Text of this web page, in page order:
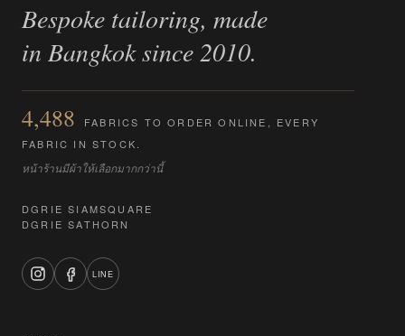
Bespoke tailoring, made
in Bangkok since 2010.
4,488
FABRICS TO ORDER ONLINE, EVERY
FABRIC IN STOCK.
หน้าร้านมีผ้าให้เลือกมากกว่านี้
DGRIE SIAMSQUARE
DGRIE SATHORN
LINE